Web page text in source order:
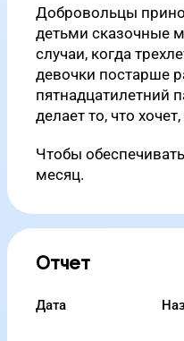
Добровольцы
детьми сказочные
случаи, когда
девочки постарше
пятнадцатилетний
делает то, что
Чтобы
месяц.
Отчет
Дата